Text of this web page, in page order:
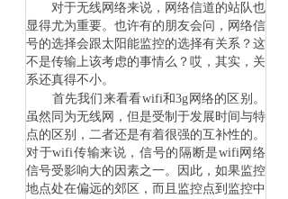
对于无线网络来说，网络信道的站队也
显得尤为重要。也许有的朋友会问，网络信
号的选择会跟太阳能监控的选择有关系？这
不是传输上该考虑的事情么？哎，其实，关
系还真得不小。
首先我们来看看wifi和3g 网络的区别。
虽然同为无线网，但是受制于发展时间与特
点的区别，二者还是有着很强的互补性的。
对于wifi传输来说，信号的隔断是wifi网络
信号受影响大的因素之一。因此，如果监控
地点处在偏远的郊区，而且监控点到监控中